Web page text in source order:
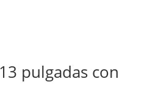
pulgadas con